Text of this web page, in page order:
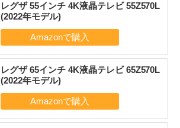
レグザ 55インチ 4K液晶テレビ 55Z570L
(2022年モデル)
レグザ 65インチ 4K液晶テレビ 65Z570L
(2022年モデル)